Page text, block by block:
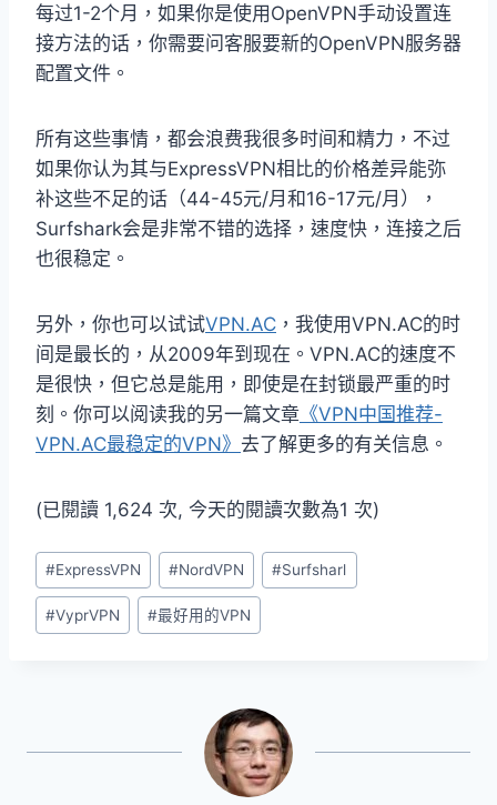
每过1-2个月，如果你是使用OpenVPN手动设置连
接方法的话，你需要问客服要新的OpenVPN服务器
配置文件。
所有这些事情，都会浪费我很多时间和精力，不过
如果你认为其与ExpressVPN相比的价格差异能弥
补这些不足的话（44-45元/月和16-17元/月），
Surfshark会是非常不错的选择，速度快，连接之后
也很稳定。
另外，你也可以试试VPN.AC ，我使用VPN.AC的时
间是最长的，从2009年到现在。VPN.AC的速度不
是很快，但它总是能用，即使是在封锁最严重的时
刻。你可以阅读我的另一篇文章 《VPN中国推荐-
VPN.AC最稳定的VPN》 去了解更多的有关信息。
(已閱讀 1,624 次, 今天的閱讀次數為1 次)
Post
Tags:
#ExpressVPN #NordVPN #Surfsharl
#VyprVPN #最好用的VPN